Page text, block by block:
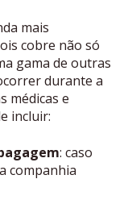
mais
cobre não só
gama de outras
durante a
médicas e
incluir:
: caso
companhia